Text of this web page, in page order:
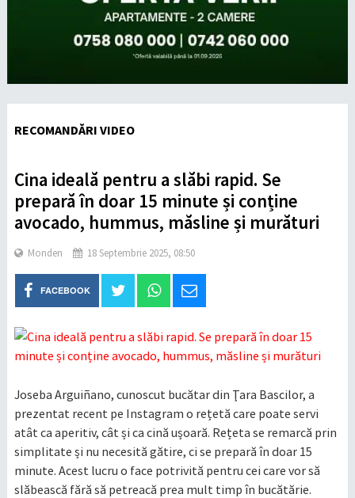
RECOMANDĂRI VIDEO
Cina ideală pentru a slăbi rapid. Se
prepară în doar 15 minute și conține
avocado, hummus, măsline și murături
Monden 18 Septembrie 2025, 08:50
FACEBOOK
Joseba Arguiñano, cunoscut bucătar din Ţara Bascilor, a
prezentat recent pe Instagram o rețetă care poate servi
atât ca aperitiv, cât și ca cină ușoară. Rețeta se remarcă prin
simplitate și nu necesită gătire, ci se prepară în doar 15
minute. Acest lucru o face potrivită pentru cei care vor să
slăbească fără să petreacă prea mult timp în bucătărie.